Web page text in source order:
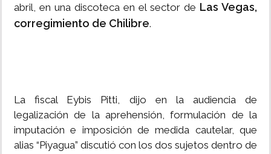
abril, en una discoteca en el sector de Las Vegas,
corregimiento de Chilibre.
La fiscal Eybis Pitti, dijo en la audiencia de
legalización de la aprehensión, formulación de la
imputación e imposición de medida cautelar, que
alias “Piyagua” discutió con los dos sujetos dentro de